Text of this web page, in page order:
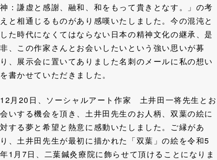
神：謙虚と感謝、融和、和をもって貴きとなす。」の考
えと相通じるものがあり感嘆いたしました。今の混沌と
した時代になくてはならない日本の精神文化の継承、是
非、この作家さんとお会いしたいという強い思いが募
り、展示会に置いてありました名刺のメールに私の想い
を書かせていただきました。
12月20日、ソーシャルアート作家 土井田一将先生とお
会いする機会を頂き、土井田先生のお人柄、双葉の絵に
対する夢と希望と熱意に感動いたしました。ご縁があ
り、土井田先生が最初に描かれた「双葉」の絵を令和5
年1月7日、二葉鍼灸療院に飾らせて頂けることになりま